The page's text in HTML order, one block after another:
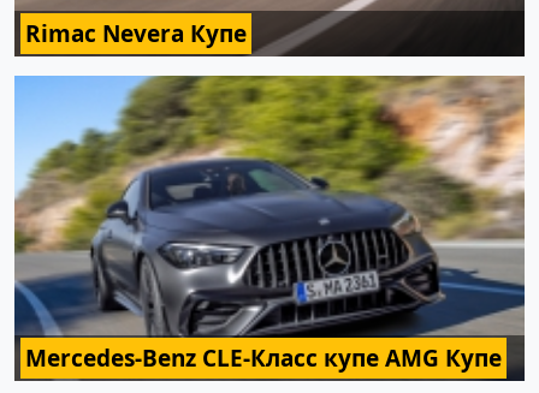
Rimac Nevera Купе
Mercedes-Benz CLE-Класс купе AMG Купе